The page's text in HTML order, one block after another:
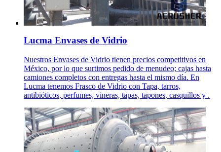
Lucma Envases de Vidrio
Nuestros Envases de Vidrio tienen precios competitivos en
México, por lo que surtimos pedido de menudeo; cajas hasta
camiones completos con entregas hasta el mismo día. En
Lucma tenemos Frasco de Vidrio con Tapa, tarros,
antibióticos, perfumes, vineras, tapas, tapones, casquillos y .